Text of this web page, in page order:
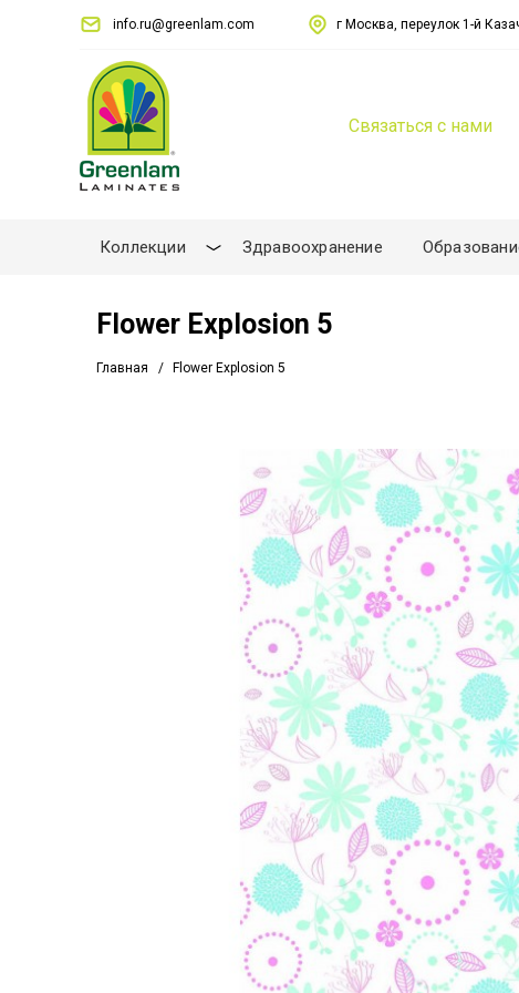
info.ru@greenlam.com г Москва, переулок 1-й
Связаться с нами
Коллекции Здравоохранение
Flower Explosion 5
Главная Flower Explosion 5